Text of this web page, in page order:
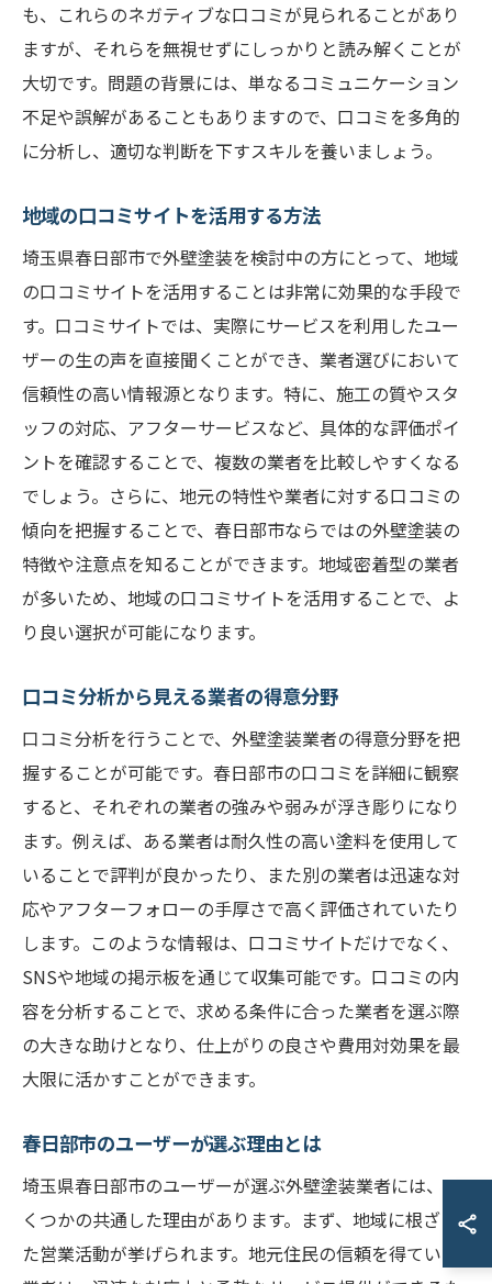
も、これらのネガティブな口コミが見られることがあり
ますが、それらを無視せずにしっかりと読み解くことが
大切です。問題の背景には、単なるコミュニケーション
不足や誤解があることもありますので、口コミを多角的
に分析し、適切な判断を下すスキルを養いましょう。
地域の口コミサイトを活用する方法
埼玉県春日部市で外壁塗装を検討中の方にとって、地域
の口コミサイトを活用することは非常に効果的な手段で
す。口コミサイトでは、実際にサービスを利用したユー
ザーの生の声を直接聞くことができ、業者選びにおいて
信頼性の高い情報源となります。特に、施工の質やスタ
ッフの対応、アフターサービスなど、具体的な評価ポイ
ントを確認することで、複数の業者を比較しやすくなる
でしょう。さらに、地元の特性や業者に対する口コミの
傾向を把握することで、春日部市ならではの外壁塗装の
特徴や注意点を知ることができます。地域密着型の業者
が多いため、地域の口コミサイトを活用することで、よ
り良い選択が可能になります。
口コミ分析から見える業者の得意分野
口コミ分析を行うことで、外壁塗装業者の得意分野を把
握することが可能です。春日部市の口コミを詳細に観察
すると、それぞれの業者の強みや弱みが浮き彫りになり
ます。例えば、ある業者は耐久性の高い塗料を使用して
いることで評判が良かったり、また別の業者は迅速な対
応やアフターフォローの手厚さで高く評価されていたり
します。このような情報は、口コミサイトだけでなく、
SNSや地域の掲示板を通じて収集可能です。口コミの内
容を分析することで、求める条件に合った業者を選ぶ際
の大きな助けとなり、仕上がりの良さや費用対効果を最
大限に活かすことができます。
春日部市のユーザーが選ぶ理由とは
埼玉県春日部市のユーザーが選ぶ外壁塗装業者には、い
くつかの共通した理由があります。まず、地域に根ざし
た営業活動が挙げられます。地元住民の信頼を得ている